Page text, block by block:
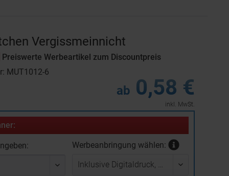
Vergissmeinnicht
Preiswerte Werbeartikel zum Discountpreis
MUT1012-6
ab 0,58 €
inkl. MwSt.
Werbeanbringung wählen: